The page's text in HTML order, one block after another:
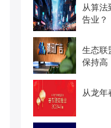
从算法
告业？
生态联
保持高
从龙年